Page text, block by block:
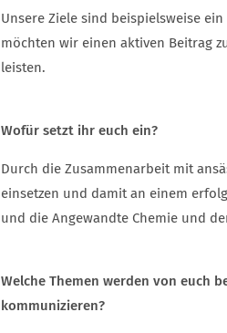
Unsere Ziele sind beispielsweise
möchten wir einen aktiven Beitrag
leisten.
Wofür setzt ihr euch ein?
Durch die Zusammenarbeit mit
einsetzen und damit an einem
und die Angewandte Chemie und
Welche Themen werden von euch
kommunizieren?